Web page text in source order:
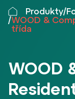
Produkty/
/WOOD &
třída
WOOD